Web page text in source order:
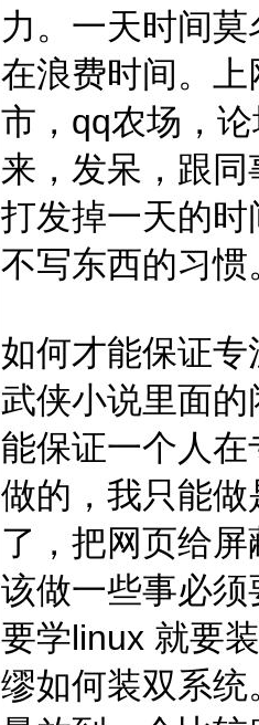
力。一天时间
在浪费时间。
市，qq农场，
来，发呆，跟
打发掉一天的
不写东西的习
如何才能保证
武侠小说里面
能保证一个人
做的，我只能
了，把网页给
该做一些事必
要学linux 就要
缪如何装双系